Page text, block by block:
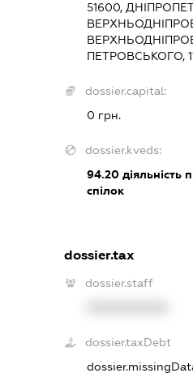
51600,
ПЕТРОВСЬКОГО,
dossier.capital:
0 грн.
dossier.kveds:
94.20 діяльність
спілок
dossier.tax
dossier.staff
dossier.taxDebt